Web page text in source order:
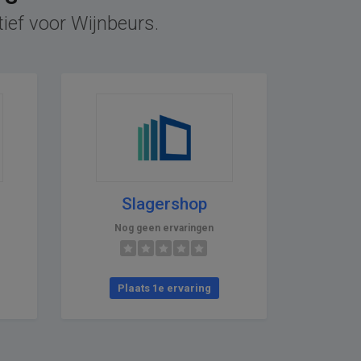
voor Wijnbeurs.
Slagershop
Nog geen ervaringen
Plaats 1e ervaring